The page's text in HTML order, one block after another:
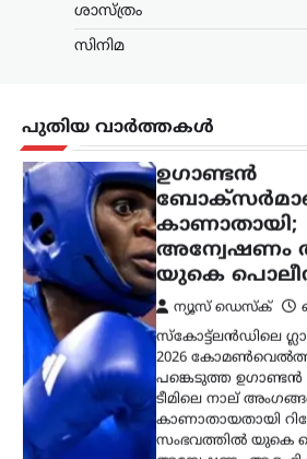
ശാസ്ത്രം
സിനിമ
പുതിയ വാർത്തകൾസംഭവത്തിൽ യുകെ
അന്വേഷണം
…
കേരളം
വിതരണത്തിൽ
സഹകരണ
ഒഴിവാക്കി;
നേരിട്ട് ബാങ്ക്
ന്യൂസ് ഡെസ്ക്
സംസ്ഥാനത്തെ
വിതരണ